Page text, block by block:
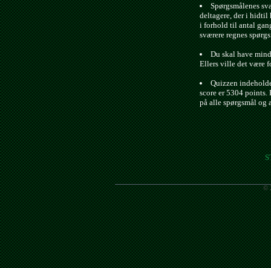
Spørgsmålenes
deltagere, der i hidtil
i forhold til antal
sværere regnes
Du skal have
Ellers ville det være
Quizzen
score er 5304 points.
på alle spørgsmål og
©